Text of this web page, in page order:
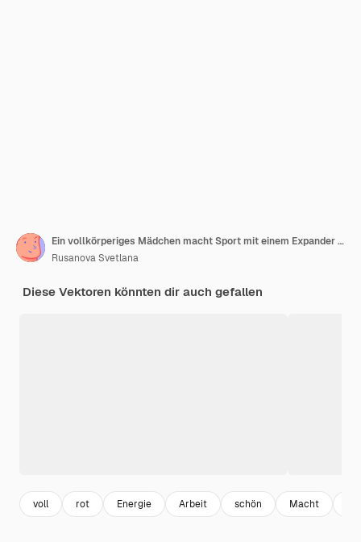
Ein vollkörperiges Mädchen macht Sport mit einem Expander Das Mädchen ist mit Sport beschäftigt Dynamische Übungen
Rusanova Svetlana
Diese Vektoren könnten dir auch gefallen
voll rot Energie Arbeit schön Macht